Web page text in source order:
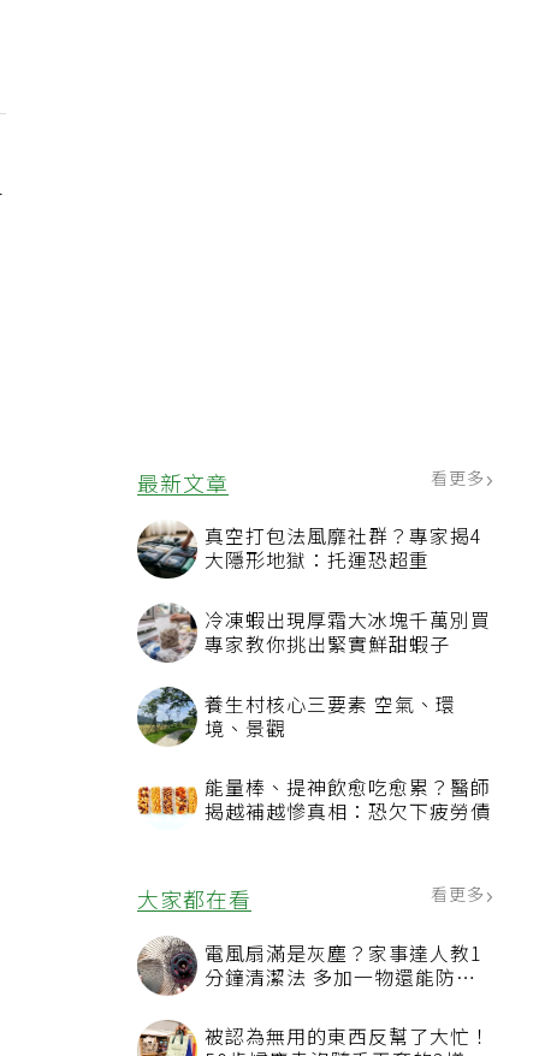
最新文章 看更多
真空打包法風靡社群？專家揭4
大隱形地獄：托運恐超重
冷凍蝦出現厚霜大冰塊千萬別買
專家教你挑出緊實鮮甜蝦子
養生村核心三要素 空氣、環
境、景觀
能量棒、提神飲愈吃愈累？醫師
揭越補越慘真相：恐欠下疲勞債
大家都在看 看更多
電風扇滿是灰塵？家事達人教1
分鐘清潔法 多加一物還能防髒